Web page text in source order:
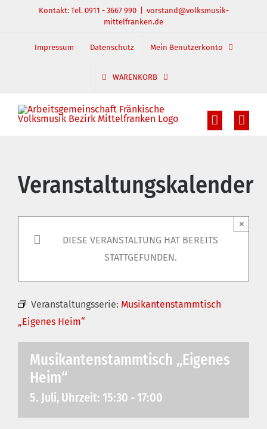
springen
Kontakt: Tel. 0911 - 3667 990
vorstand@volksmusik-
mittelfranken.de
Impressum Datenschutz Mein Benutzerkonto
WARENKORB
Veranstaltungskalender
DIESE VERANSTALTUNG HAT BEREITS
STATTGEFUNDEN.
×
Veranstaltungsserie: Musikantenstammtisch
„Eigenes Heim“
Musikantenstammtisch „Eigenes
Heim“
5. Juli, Uhrzeit: 15:30 - 17:00